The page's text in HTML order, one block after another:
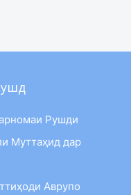
Рушди
Муттаҳид дар
Аврупо